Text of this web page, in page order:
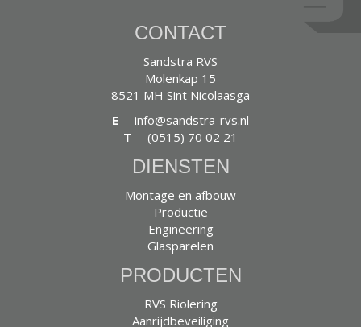
CONTACT
Sandstra RVS
Molenkap 15
8521 MH Sint Nicolaasga
E info@sandstra-rvs.nl
T (0515) 70 02 21
DIENSTEN
Montage en afbouw
Productie
Engineering
Glasparelen
PRODUCTEN
RVS Riolering
Aanrijdbeveiliging